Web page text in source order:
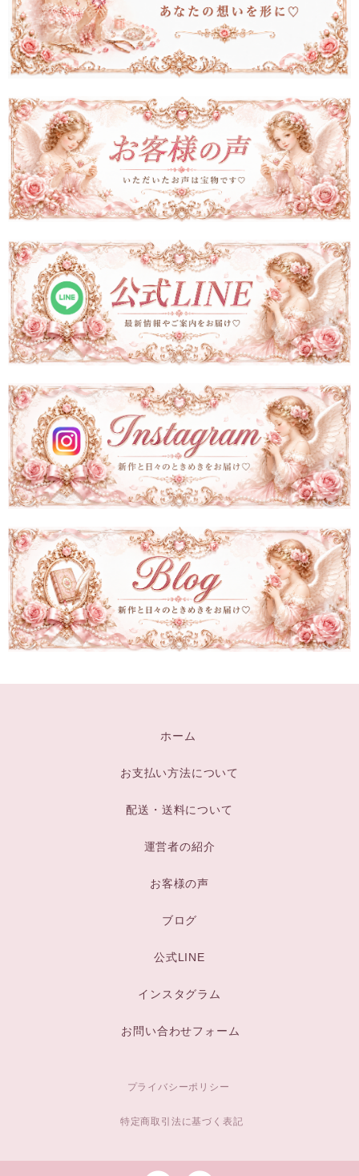
ホーム
お支払い方法について
配送・送料について
運営者の紹介
お客様の声
ブログ
公式LINE
インスタグラム
お問い合わせフォーム
プライバシーポリシー
特定商取引法に基づく表記